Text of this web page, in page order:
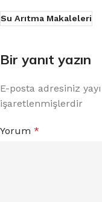
Su Arıtma Makaleleri
Bir yanıt yazın
E-posta adresiniz
işaretlenmişlerdir
Yorum *